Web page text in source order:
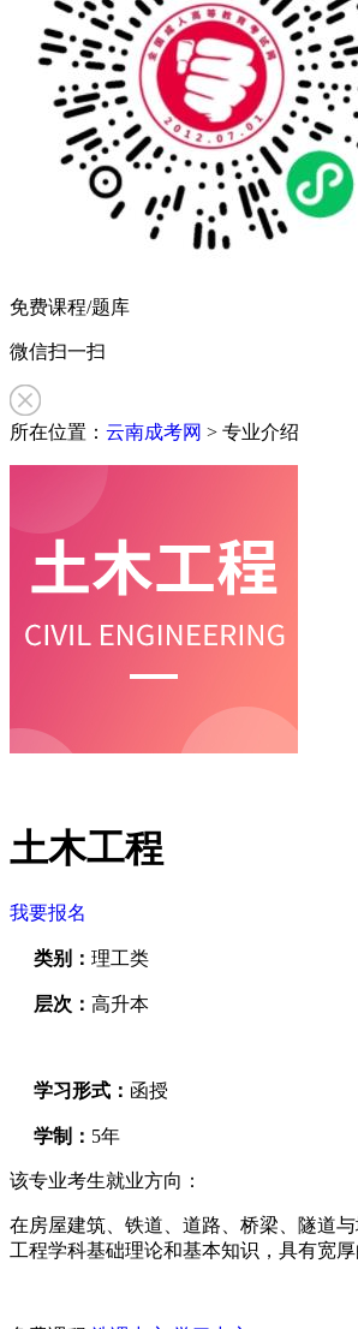
免费课程/题库
微信扫一扫
所在位置： 云南成考网 > 专业介绍
土木工程
我要报名
类别： 理工类
层次： 高升本
学习形式： 函授
学制： 5年
该专业考生就业方向：
在房屋建筑、铁道、道路、桥梁、隧道
工程学科基础理论和基本知识，具有宽